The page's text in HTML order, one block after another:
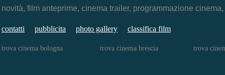
novità, film anteprime, cinema trailer, programmazione
contatti pubblicita photo gallery classifica film
trova cinema bologna trova cinema brescia trova